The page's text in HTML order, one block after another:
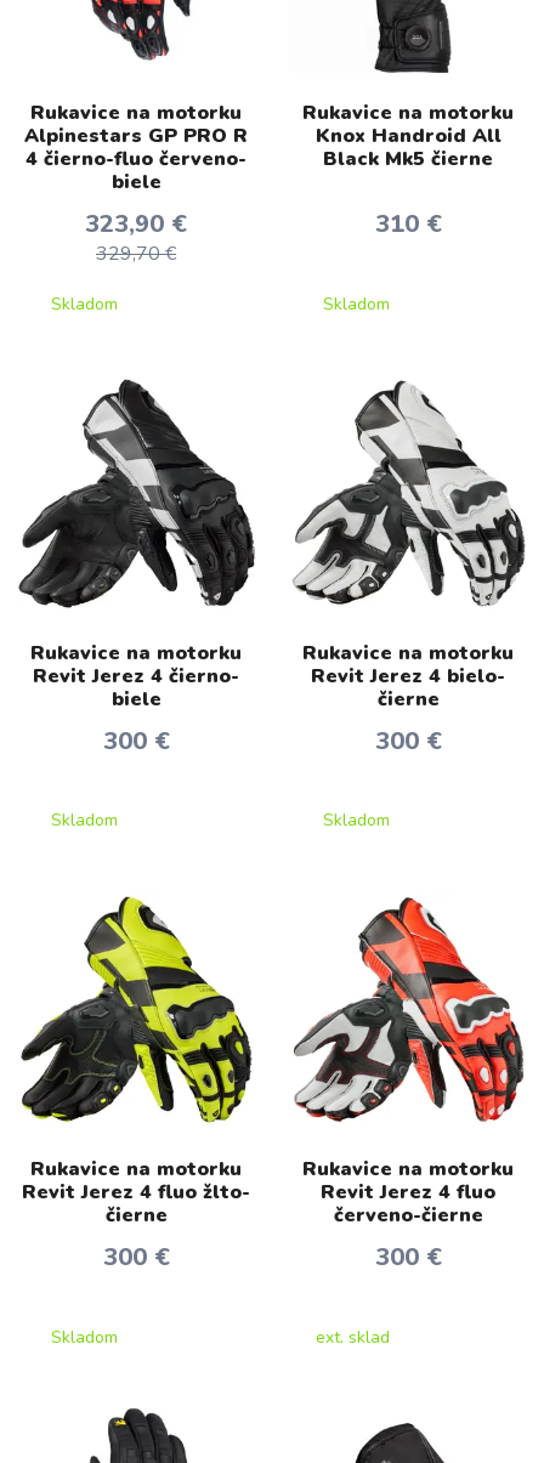
Rukavice na motorku
Alpinestars GP PRO R
4 čierno-fluo červeno-
biele
323,90 €
329,70 €
Skladom
Rukavice na motorku
Knox Handroid All
Black Mk5 čierne
310 €
Skladom
Rukavice na motorku
Revit Jerez 4 čierno-
biele
300 €
Skladom
Rukavice na motorku
Revit Jerez 4 bielo-
čierne
300 €
Skladom
Rukavice na motorku
Revit Jerez 4 fluo žlto-
čierne
300 €
Skladom
Rukavice na motorku
Revit Jerez 4 fluo
červeno-čierne
300 €
ext. sklad